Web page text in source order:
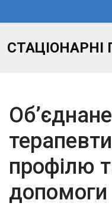
СТАЦІОНАРНІ
профілю
допомоги